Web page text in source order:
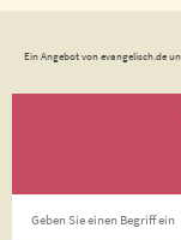
Ein Angebot von evangelisch.de